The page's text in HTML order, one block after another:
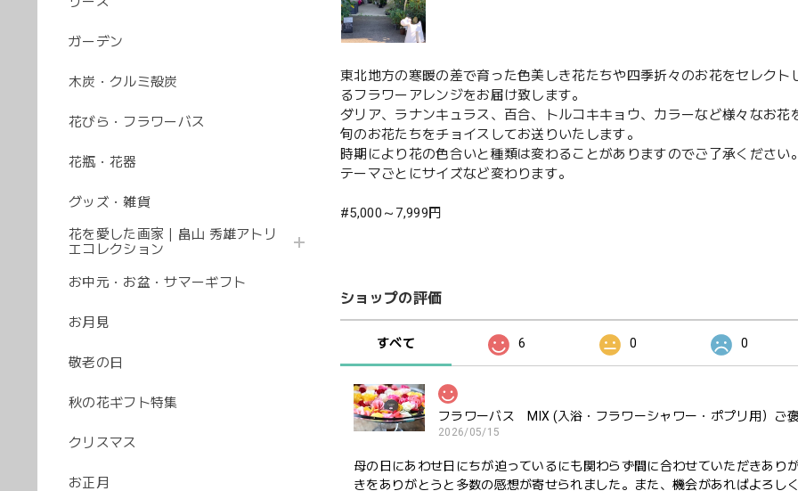
ガーデン
木炭・クルミ殻炭
花びら・フラワーバス
花瓶・花器
グッズ・雑貨
花を愛した画家｜畠山 秀雄アトリ
エコレクション
お中元・お盆・サマーギフト
お月見
敬老の日
秋の花ギフト特集
クリスマス
お正月
東北地方の寒暖の差で育った色美しき花たちや四季折々のお花をセレク
るフラワーアレンジをお届け致します。
ダリア、ラナンキュラス、百合、トルコキキョウ、カラーなど様々なお花
旬のお花たちをチョイスしてお送りいたします。
時期により花の色合いと種類は変わることがありますのでご了承ください。
テーマごとにサイズなど変わります。
#5,000～7,999円
ショップの評価
すべて 6 0 0
フラワーバス MIX (入浴・フラワーシャワー・ポプリ用）ご
2026/05/15
母の日にあわせ日にちが迫っているにも関わらず間に合わせていただきあり
きをありがとうと多数の感想が寄せられました。また、機会があればよろし